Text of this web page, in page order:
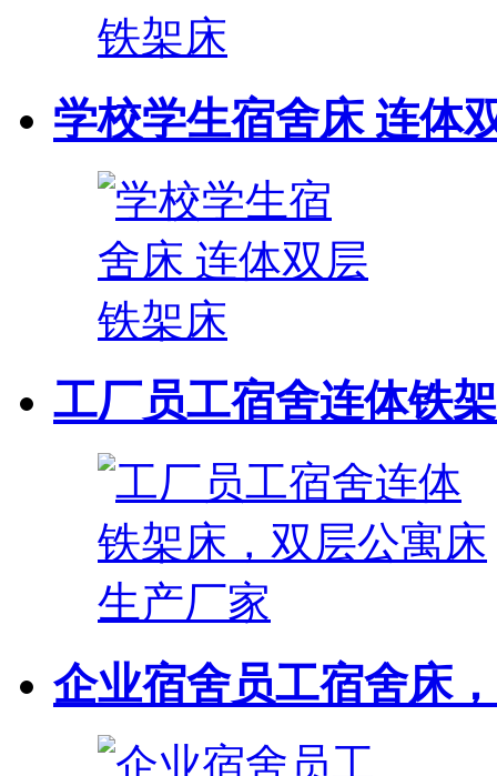
学校学生宿舍床 连体
工厂员工宿舍连体铁
企业宿舍员工宿舍床